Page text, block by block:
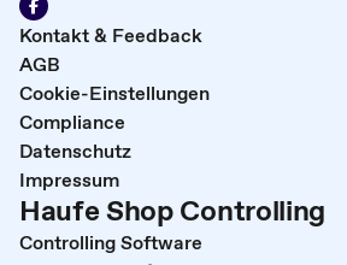
Kontakt & Feedback
AGB
Cookie-Einstellungen
Compliance
Datenschutz
Impressum
Haufe Shop Controlling
Controlling Software